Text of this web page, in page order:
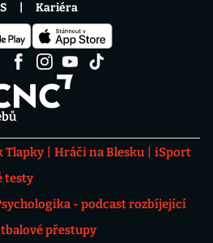
Tlapky Hráči na Blesku
iSport
testy
- podcast rozbíjející
přestupy
Kariéra